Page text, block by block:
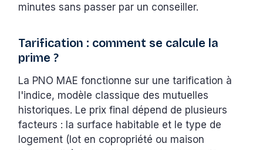
minutes sans passer par un conseiller.
Tarification : comment se calcule la
prime ?
La PNO MAE fonctionne sur une tarification à
l'indice, modèle classique des mutuelles
historiques. Le prix final dépend de plusieurs
facteurs : la surface habitable et le type de
logement (lot en copropriété ou maison